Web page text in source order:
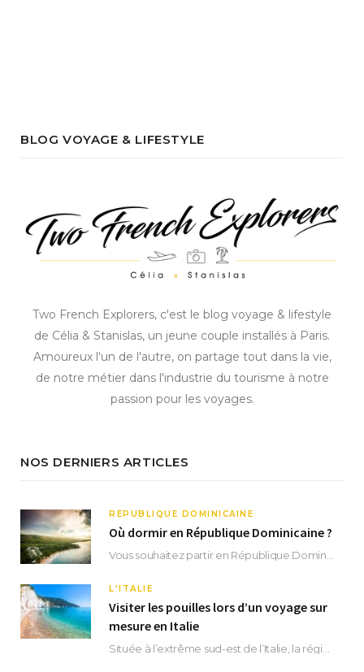
BLOG VOYAGE & LIFESTYLE
Two French Explorers, c'est le blog voyage & lifestyle
de Célia & Stanislas, un jeune couple installés à Paris.
Amoureux l'un de l'autre, on partage tout dans la vie,
de notre métier dans l'industrie du tourisme à notre
passion pour les voyages.
NOS DERNIERS ARTICLES
RÉPUBLIQUE DOMINICAINE
Où dormir en République Dominicaine ?
L'ITALIE
Visiter les pouilles lors d’un voyage sur
mesure en Italie